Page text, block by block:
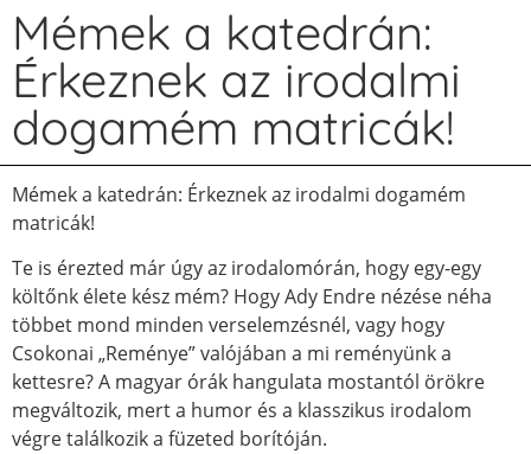
Mémek a katedrán:
Érkeznek az irodalmi
dogamém matricák!
Mémek a katedrán: Érkeznek az irodalmi dogamém
matricák!
Te is érezted már úgy az irodalomórán, hogy egy-egy
költőnk élete kész mém? Hogy Ady Endre nézése néha
többet mond minden verselemzésnél, vagy hogy
Csokonai „Reménye” valójában a mi reményünk a
kettesre? A magyar órák hangulata mostantól örökre
megváltozik, mert a humor és a klasszikus irodalom
végre találkozik a füzeted borítóján.